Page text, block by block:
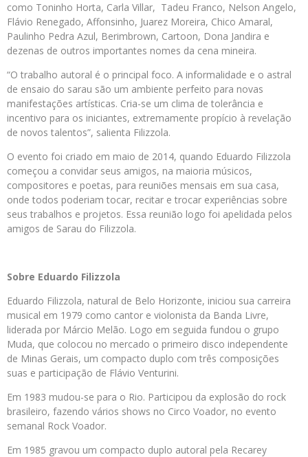
como Toninho Horta, Carla Villar, Tadeu Franco, Nelson Angelo,
Flávio Renegado, Affonsinho, Juarez Moreira, Chico Amaral,
Paulinho Pedra Azul, Berimbrown, Cartoon, Dona Jandira e
dezenas de outros importantes nomes da cena mineira.
“O trabalho autoral é o principal foco. A informalidade e o astral
de ensaio do sarau são um ambiente perfeito para novas
manifestações artísticas. Cria-se um clima de tolerância e
incentivo para os iniciantes, extremamente propício à revelação
de novos talentos”, salienta Filizzola.
O evento foi criado em maio de 2014, quando Eduardo Filizzola
começou a convidar seus amigos, na maioria músicos,
compositores e poetas, para reuniões mensais em sua casa,
onde todos poderiam tocar, recitar e trocar experiências sobre
seus trabalhos e projetos. Essa reunião logo foi apelidada pelos
amigos de Sarau do Filizzola.
Sobre Eduardo Filizzola
Eduardo Filizzola, natural de Belo Horizonte, iniciou sua carreira
musical em 1979 como cantor e violonista da Banda Livre,
liderada por Márcio Melão. Logo em seguida fundou o grupo
Muda, que colocou no mercado o primeiro disco independente
de Minas Gerais, um compacto duplo com três composições
suas e participação de Flávio Venturini.
Em 1983 mudou-se para o Rio. Participou da explosão do rock
brasileiro, fazendo vários shows no Circo Voador, no evento
semanal Rock Voador.
Em 1985 gravou um compacto duplo autoral pela Recarey